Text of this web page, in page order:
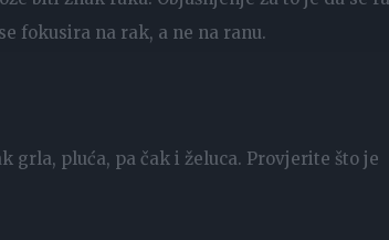
fokusira na rak, a ne na ranu.
grla, pluća, pa čak i želuca. Provjerite što je